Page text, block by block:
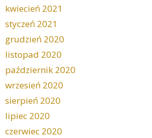
kwiecień 2021
styczeń 2021
grudzień 2020
listopad 2020
październik 2020
wrzesień 2020
sierpień 2020
lipiec 2020
czerwiec 2020